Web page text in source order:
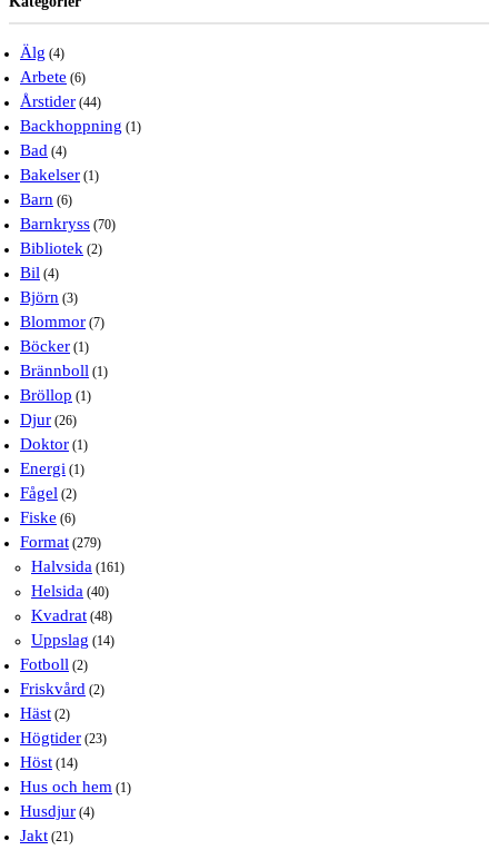
Älg (4)
Arbete (6)
Årstider (44)
Backhoppning (1)
Bad (4)
Bakelser (1)
Barn (6)
Barnkryss (70)
Bibliotek (2)
Bil (4)
Björn (3)
Blommor (7)
Böcker (1)
Brännboll (1)
Bröllop (1)
Djur (26)
Doktor (1)
Energi (1)
Fågel (2)
Fiske (6)
Format (279)
Halvsida (161)
Helsida (40)
Kvadrat (48)
Uppslag (14)
Fotboll (2)
Friskvård (2)
Häst (2)
Högtider (23)
Höst (14)
Hus och hem (1)
Husdjur (4)
Jakt (21)